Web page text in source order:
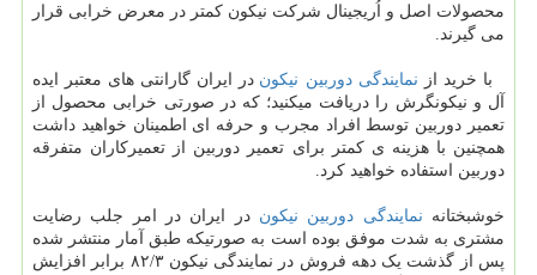
محصولات اصل و اُریجینال شرکت نیکون کمتر در معرض خرابی قرار
می گیرند.
با خرید از نمایندگی دوربین نیکون در ایران گارانتی های معتبر ایده
آل و نیکونگرش را دریافت میکنید؛ که در صورتی خرابی محصول از
تعمیر دوربین توسط افراد مجرب و حرفه ای اطمینان خواهید داشت
همچنین با هزینه ی کمتر برای تعمیر دوربین از تعمیرکاران متفرقه
دوربین استفاده خواهید کرد.
خوشبختانه نمایندگی دوربین نیکون در ایران در امر جلب رضایت
مشتری به شدت موفق بوده است به صورتیکه طبق آمار منتشر شده
پس از گذشت یک دهه فروش در نمایندگی نیکون ۸۲/۳ برابر افزایش